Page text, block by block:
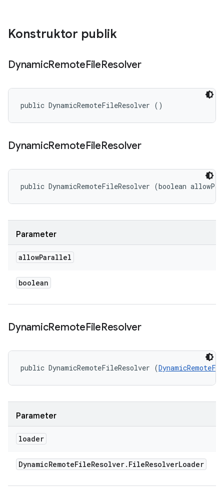
Konstruktor publik
DynamicRemoteFileResolver
public DynamicRemoteFileResolver ()
DynamicRemoteFileResolver
public DynamicRemoteFileResolver (boolean
Parameter
allowParallel
boolean
DynamicRemoteFileResolver
public DynamicRemoteFileResolver (
Parameter
loader
DynamicRemoteFileResolver. FileResolverLoader